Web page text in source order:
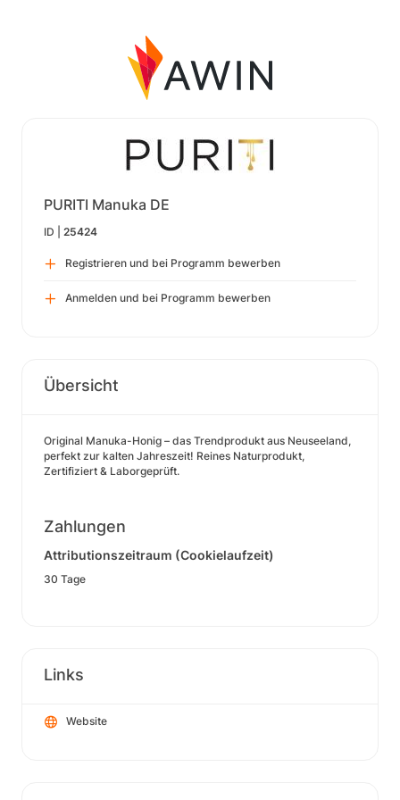
PURITI Manuka DE
ID | 25424
Registrieren und bei Programm bewerben
Anmelden und bei Programm bewerben
Übersicht
Original Manuka-Honig – das Trendprodukt aus Neuseeland,
perfekt zur kalten Jahreszeit! Reines Naturprodukt,
Zertifiziert & Laborgeprüft.
Zahlungen
Attributionszeitraum (Cookielaufzeit)
30 Tage
Links
Website